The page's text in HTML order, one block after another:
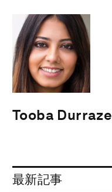
Tooba Durraze
最新記事